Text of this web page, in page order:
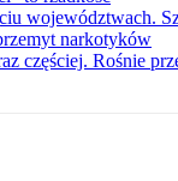
województwach.
narkotyków
częściej. Rośnie